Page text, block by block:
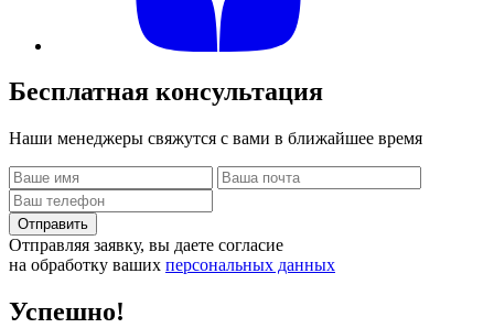
Бесплатная консультация
Наши менеджеры свяжутся с вами в ближайшее время
Отправить
Отправляя заявку, вы даете согласие
на обработку ваших персональных данных
Успешно!